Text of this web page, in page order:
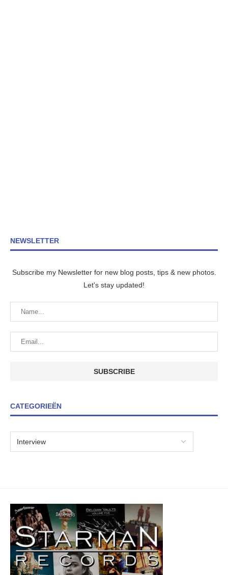
NEWSLETTER
Subscribe my Newsletter for new blog posts, tips & new photos.
Let's stay updated!
CATEGORIEËN